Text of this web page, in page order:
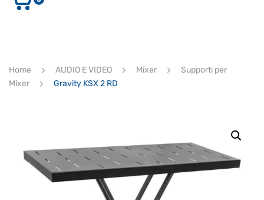
AUDIO E VIDEO
ULTIMI ARRIVI
Home AUDIO E VIDEO Mixer
Supporti per
Mixer
Gravity KSX 2 RD